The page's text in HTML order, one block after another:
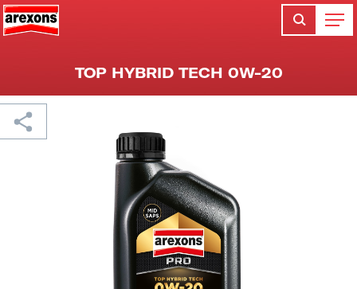
TOP HYBRID TECH 0W-20